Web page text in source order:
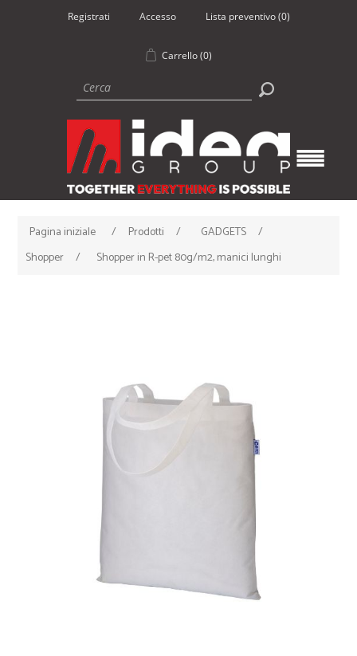
Registrati Accesso Lista preventivo (0)
Carrello (0)
Pagina iniziale / Prodotti / GADGETS
/
Shopper
/ Shopper in R-pet 80g/m2, manici lunghi